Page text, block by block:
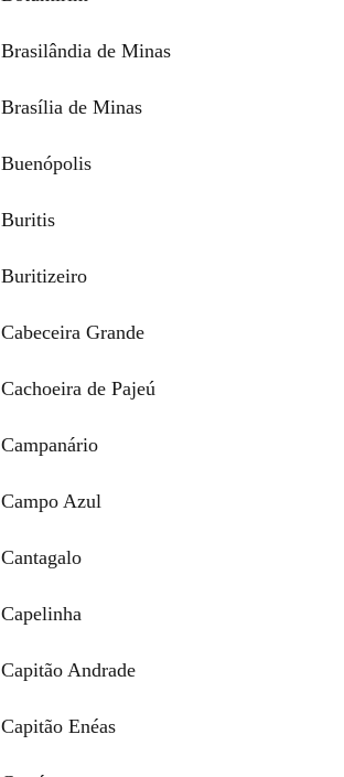
Brasilândia de Minas
Brasília de Minas
Buenópolis
Buritis
Buritizeiro
Cabeceira Grande
Cachoeira de Pajeú
Campanário
Campo Azul
Cantagalo
Capelinha
Capitão Andrade
Capitão Enéas